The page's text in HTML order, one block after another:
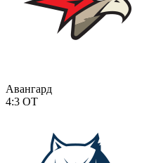
Авангард
4:3 ОТ